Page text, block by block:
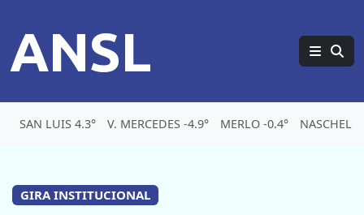
ANSL
SAN LUIS 4.3° V. MERCEDES -4.9° MERLO -0.4° NASCHEL -
GIRA INSTITUCIONAL